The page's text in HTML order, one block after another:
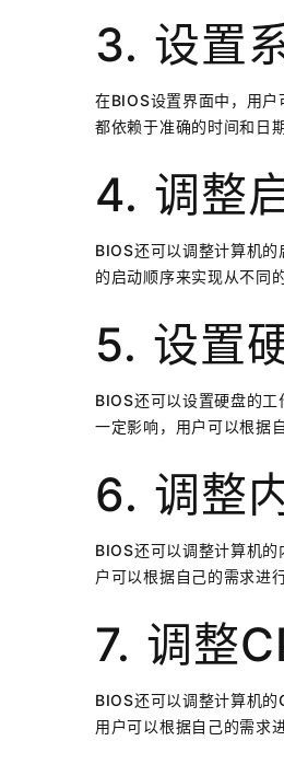
3. 设置
在BIOS设置界面中，用
都依赖于准确的时间和日
4. 调整
BIOS还可以调整计算机
的启动顺序来实现从不同
5. 设置
BIOS还可以设置硬盘的
一定影响，用户可以根据
6. 调整
BIOS还可以调整计算机
户可以根据自己的需求进
7. 调整
BIOS还可以调整计算机
用户可以根据自己的需求